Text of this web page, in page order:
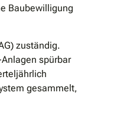
Baubewilligung
zuständig.
spürbar
gesammelt,